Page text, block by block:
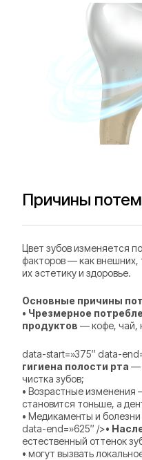
Причины
Цвет зубов изменяется
факторов — как внешних,
их эстетику и здоровье.
Основные причины
• Чрезмерное
продуктов — кофе, чай,
data-start=»375″ data-
гигиена полости рта —
чистка зубов;
• Возрастные
становится тоньше, а
• Медикаменты и
data-end=»625″ />•
естественный оттенок
• могут вызвать